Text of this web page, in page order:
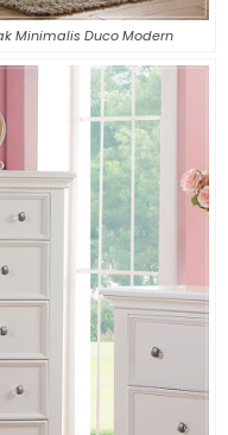
Minimalis Duco Modern